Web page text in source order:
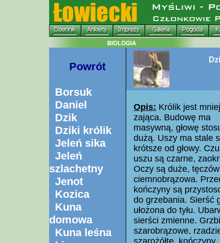
Powrót
Borsuk
Daniel
Dzik
Dziki królik
Jeleń sika
Jeleń
szlachetny
Jenot
Kozica
Kuna
domowa
Kuna leśna
Opis: Królik jest
zająca. Budowę ma
masywną, głowę
dużą. Uszy ma stale
krótsze od głowy.
uszu są czarne,
Oczy są duże,
ciemnobrązowa.
kończyny są
do grzebania. Sierść
ułożona do tyłu.
sierści zmienne.
szarobrązowe,
szarożółte, kończyny